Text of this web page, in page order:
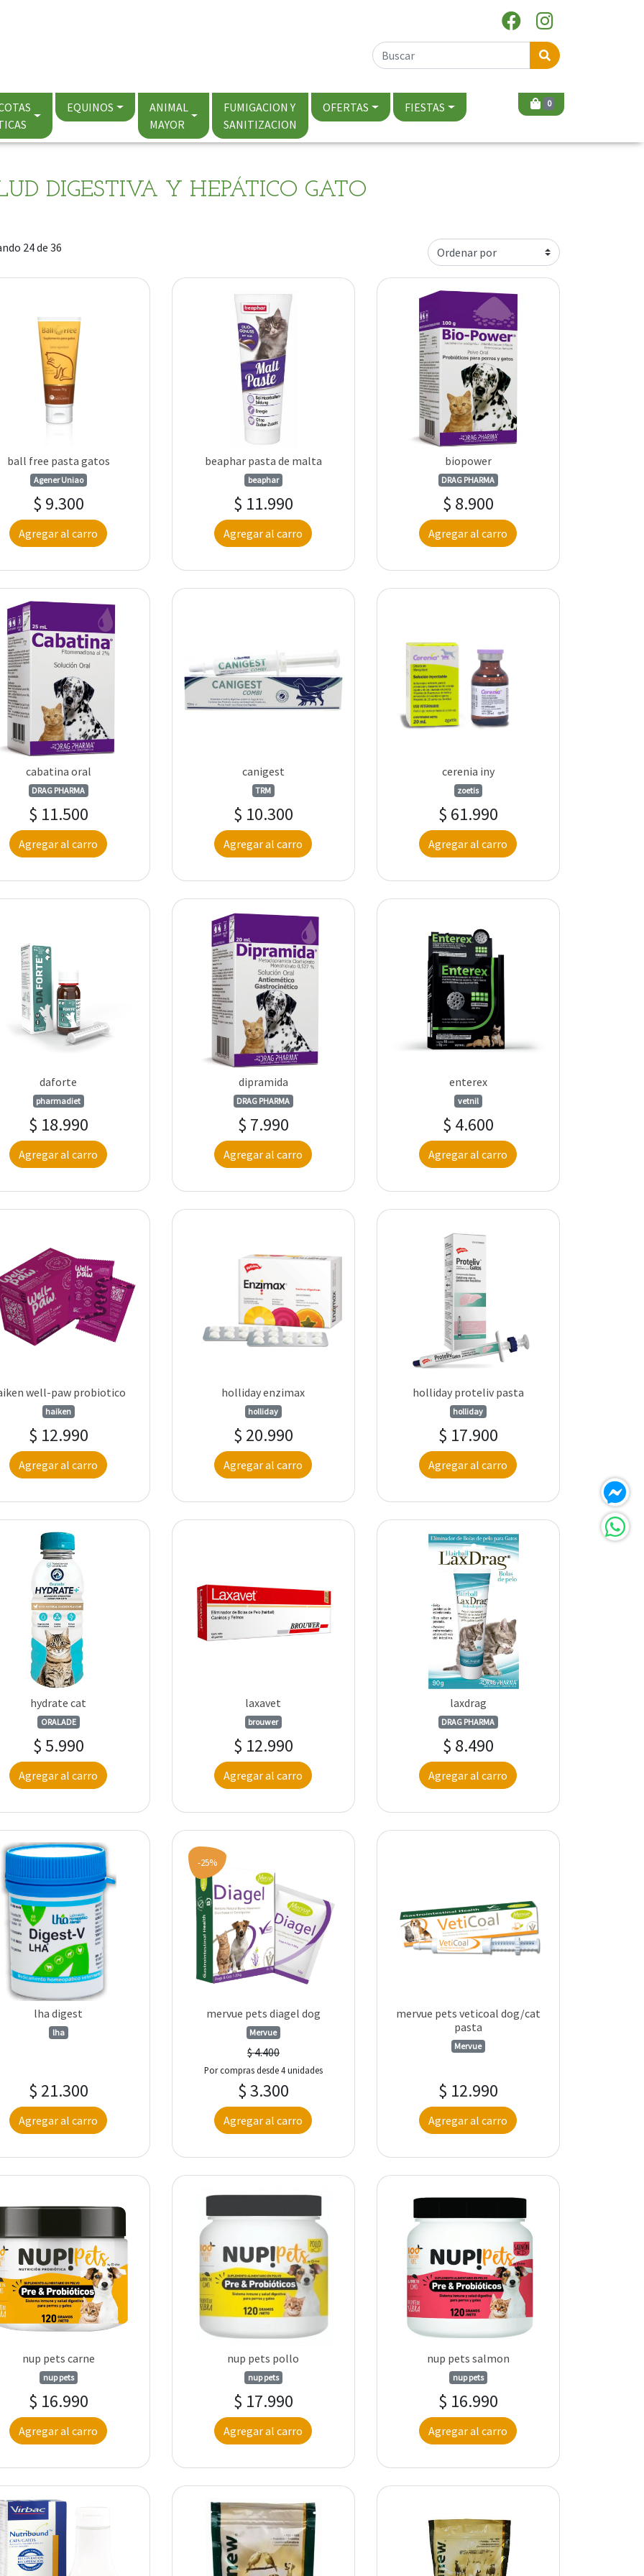
EQUINOS
ANIMAL
MAYOR
FUMIGACION Y
SANITIZACION
OFERTAS FIESTAS 0
DIGESTIVA Y HEPÁTICO GATO
24 de 36
ball free pasta gatos
Agener Uniao
$ 9.300
Agregar al carro
beaphar pasta de malta
beaphar
$ 11.990
Agregar al carro
biopower
DRAG PHARMA
$ 8.900
Agregar al carro
cabatina oral
DRAG PHARMA
$ 11.500
Agregar al carro
canigest
TRM
$ 10.300
Agregar al carro
cerenia iny
zoetis
$ 61.990
Agregar al carro
daforte
pharmadiet
$ 18.990
Agregar al carro
dipramida
DRAG PHARMA
$ 7.990
Agregar al carro
enterex
vetnil
$ 4.600
Agregar al carro
well-paw probiotico
haiken
$ 12.990
Agregar al carro
holliday enzimax
holliday
$ 20.990
Agregar al carro
holliday proteliv pasta
holliday
$ 17.900
Agregar al carro
hydrate cat
ORALADE
$ 5.990
Agregar al carro
laxavet
brouwer
$ 12.990
Agregar al carro
laxdrag
DRAG PHARMA
$ 8.490
Agregar al carro
lha digest
lha
$ 21.300
Agregar al carro
-25%
mervue pets diagel dog
Mervue
$ 4.400
Por compras desde 4 unidades
$ 3.300
Agregar al carro
mervue pets veticoal dog/cat
pasta
Mervue
$ 12.990
Agregar al carro
nup pets carne
nup pets
$ 16.990
Agregar al carro
nup pets pollo
nup pets
$ 17.990
Agregar al carro
nup pets salmon
nup pets
$ 16.990
Agregar al carro